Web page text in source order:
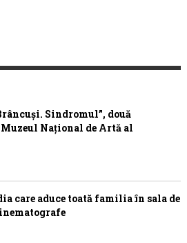
Sindromul”, două
Național de Artă al
care aduce toată familia în sala de